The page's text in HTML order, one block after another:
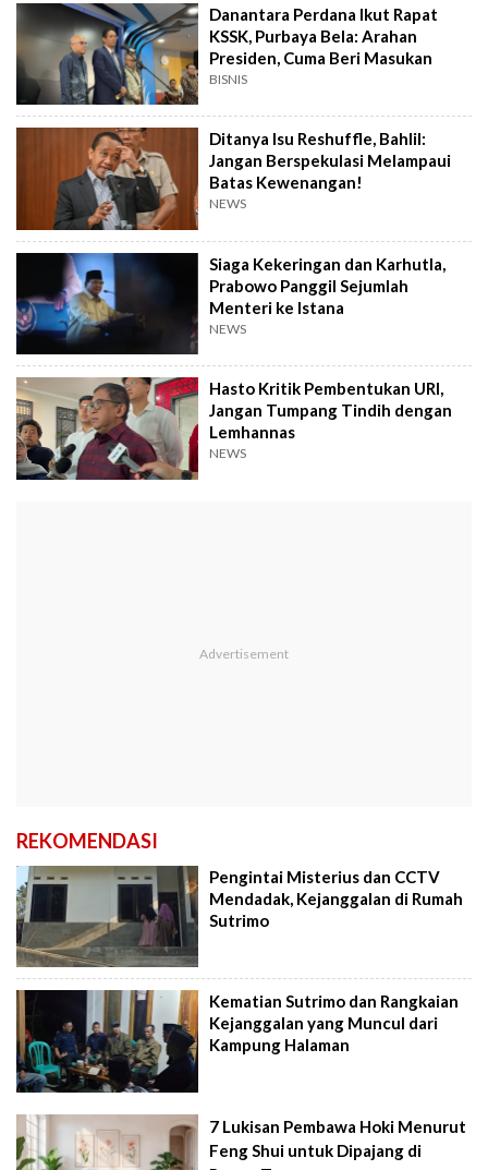
Danantara Perdana Ikut Rapat
KSSK, Purbaya Bela: Arahan
Presiden, Cuma Beri Masukan
BISNIS
Ditanya Isu Reshuffle, Bahlil:
Jangan Berspekulasi Melampaui
Batas Kewenangan!
NEWS
Siaga Kekeringan dan Karhutla,
Prabowo Panggil Sejumlah
Menteri ke Istana
NEWS
Hasto Kritik Pembentukan URI,
Jangan Tumpang Tindih dengan
Lemhannas
NEWS
REKOMENDASI
Pengintai Misterius dan CCTV
Mendadak, Kejanggalan di Rumah
Sutrimo
Kematian Sutrimo dan Rangkaian
Kejanggalan yang Muncul dari
Kampung Halaman
7 Lukisan Pembawa Hoki Menurut
Feng Shui untuk Dipajang di